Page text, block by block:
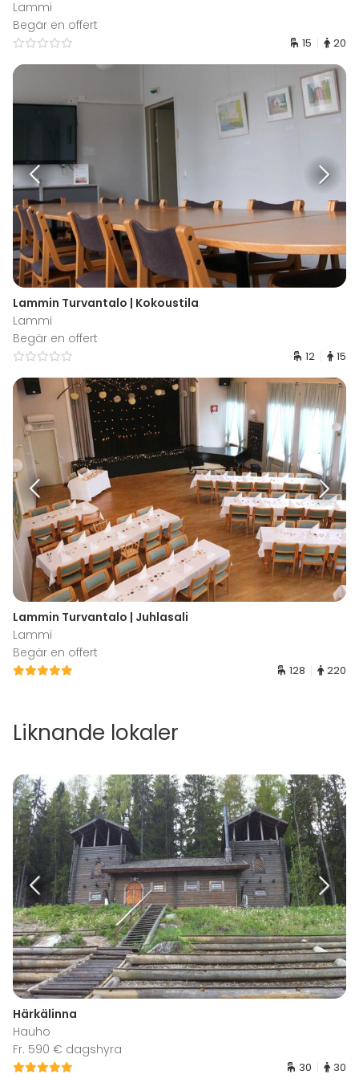
Lammi
Begär en offert
15 20
Lammin Turvantalo | Kokoustila
Lammi
Begär en offert
12 15
Lammin Turvantalo | Juhlasali
Lammi
Begär en offert
128 220
Liknande lokaler
Härkälinna
Hauho
Fr. 590 € dagshyra
30 30